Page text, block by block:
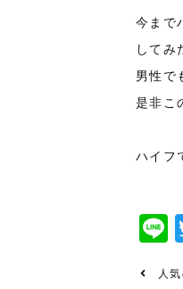
今まで
してみ
男性で
是非こ
ハイフ
人